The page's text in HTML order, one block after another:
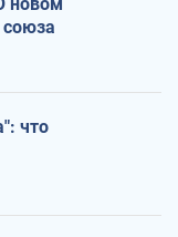
союза
что